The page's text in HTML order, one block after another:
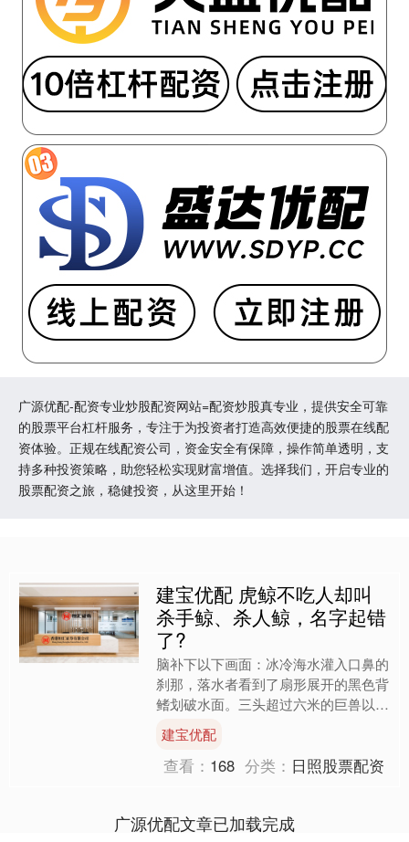
广源优配-配资专业炒股配资网站=配资炒股真专业，提供安全可靠
的股票平台杠杆服务，专注于为投资者打造高效便捷的股票在线配
资体验。正规在线配资公司，资金安全有保障，操作简单透明，支
持多种投资策略，助您轻松实现财富增值。选择我们，开启专业的
股票配资之旅，稳健投资，从这里开始！
建宝优配 虎鲸不吃人却叫
杀手鲸、杀人鲸，名字起错
了?
脑补下以下画面：冰冷海水灌入口鼻的
刹那，落水者看到了扇形展开的黑色背
鳍划破水面。三头超过六米的巨兽以战
斗队形逼近，白色眼斑在幽暗海水中闪
烁。 当虎鲸光滑的皮肤擦....
建宝优配
查看： 168 分类： 日照股票配资
广源优配文章已加载完成